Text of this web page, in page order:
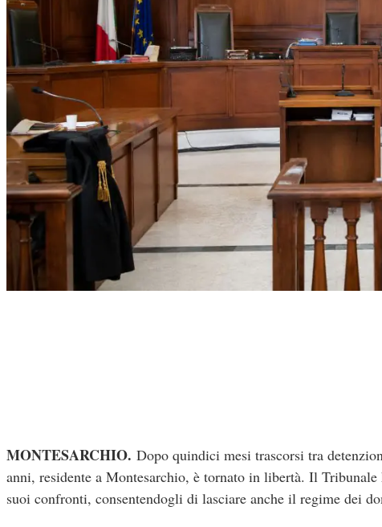
MONTESARCHIO. Dopo quindici mesi trascorsi tra
anni, residente a Montesarchio, è tornato in libertà. Il
suoi confronti, consentendogli di lasciare anche il regime dei